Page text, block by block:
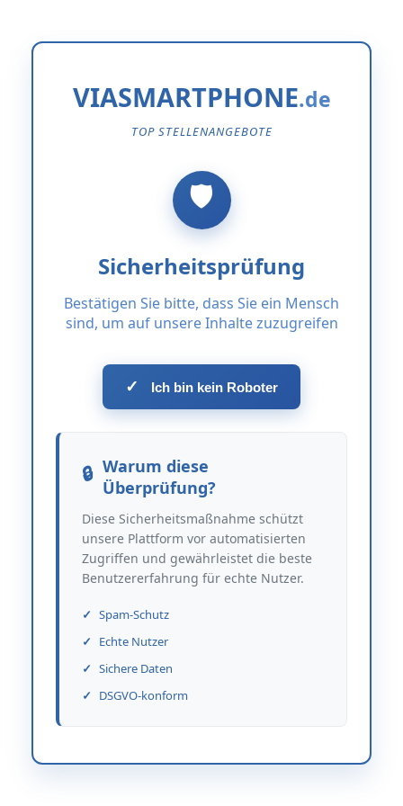
VIASMARTPHONE
TOP STELLENANGEBOTE
Sicherheitsprüfung
Bestätigen Sie bitte, dass Sie ein Mensch
sind, um auf unsere Inhalte zuzugreifen
✓ Ich bin kein Roboter
Warum diese
Überprüfung?
Diese Sicherheitsmaßnahme schützt
unsere Plattform vor automatisierten
Zugriffen und gewährleistet die beste
Benutzererfahrung für echte Nutzer.
Spam-Schutz
Echte Nutzer
Sichere Daten
DSGVO-konform